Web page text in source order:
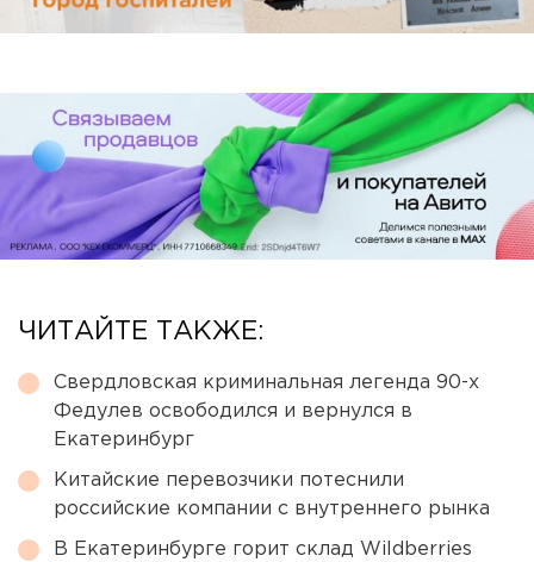
ЧИТАЙТЕ ТАКЖЕ:
Свердловская криминальная легенда 90-х
Федулев освободился и вернулся в
Екатеринбург
Китайские перевозчики потеснили
российские компании с внутреннего рынка
В Екатеринбурге горит склад Wildberries